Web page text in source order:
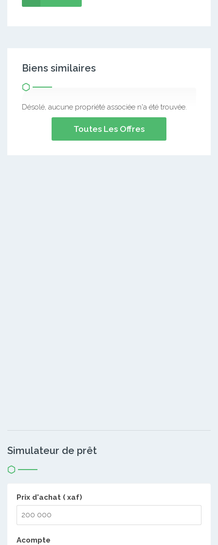
Biens similaires
Désolé, aucune propriété associée n'a été trouvée.
Toutes Les Offres
Simulateur de prêt
Prix d'achat ( xaf)
Acompte